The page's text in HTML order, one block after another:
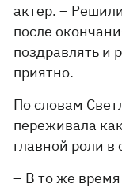
актер. –
после
поздравлять и
приятно.
По словам
переживала
главной роли
– В то же